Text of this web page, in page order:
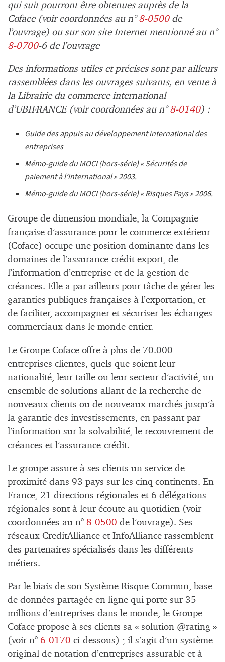
qui suit pourront être obtenues auprès de la
Coface (voir coordonnées au n°8-0500de
l’ouvrage) ou sur son site Internet mentionné au n°
8-0700-6de l’ouvrage
Des informations utiles et précises sont par ailleurs
rassemblées dans les ouvrages suivants, en vente à
la Librairie du commerce international
d’UBIFRANCE (voir coordonnées au n°8-0140) :
Guide des appuis au développement international des
entreprises
Mémo-guide du MOCI (hors-série) « Sécurités de
paiement à l’international » 2003.
Mémo-guide du MOCI (hors-série) « Risques Pays » 2006.
Groupe de dimension mondiale, la Compagnie
française d’assurance pour le commerce extérieur
(Coface) occupe une position dominante dans les
domaines de l’assurance-crédit export, de
l’information d’entreprise et de la gestion de
créances. Elle a par ailleurs pour tâche de gérer les
garanties publiques françaises à l’exportation, et
de faciliter, accompagner et sécuriser les échanges
commerciaux dans le monde entier.
Le Groupe Coface offre à plus de 70.000
entreprises clientes, quels que soient leur
nationalité, leur taille ou leur secteur d’activité, un
ensemble de solutions allant de la recherche de
nouveaux clients ou de nouveaux marchés jusqu’à
la garantie des investissements, en passant par
l’information sur la solvabilité, le recouvrement de
créances et l’assurance-crédit.
Le groupe assure à ses clients un service de
proximité dans 93 pays sur les cinq continents. En
France, 21 directions régionales et 6 délégations
régionales sont à leur écoute au quotidien (voir
coordonnées au n° 8-0500 de l’ouvrage). Ses
réseaux CreditAlliance et InfoAlliance rassemblent
des partenaires spécialisés dans les différents
métiers.
Par le biais de son Système Risque Commun, base
de données partagée en ligne qui porte sur 35
millions d’entreprises dans le monde, le Groupe
Coface propose à ses clients sa « solution @rating »
(voir n° 6-0170 ci-dessous) ; il s’agit d’un système
original de notation d’entreprises assurable et à